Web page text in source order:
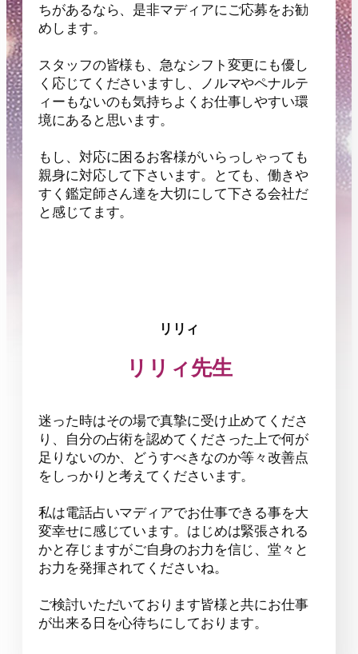
ちがあるなら、是非マディアにご応募をお勧
めします。
スタッフの皆様も、急なシフト変更にも優し
く応じてくださいますし、ノルマやペナルテ
ィーもないのも気持ちよくお仕事しやすい環
境にあると思います。
もし、対応に困るお客様がいらっしゃっても
親身に対応して下さいます。とても、働きや
すく鑑定師さん達を大切にして下さる会社だ
と感じてます。
リリィ
リリィ先生
迷った時はその場で真摯に受け止めてくださ
り、自分の占術を認めてくださった上で何が
足りないのか、どうすべきなのか等々改善点
をしっかりと考えてくださいます。
私は電話占いマディアでお仕事できる事を大
変幸せに感じています。はじめは緊張される
かと存じますがご自身のお力を信じ、堂々と
お力を発揮されてくださいね。
ご検討いただいております皆様と共にお仕事
が出来る日を心待ちにしております。